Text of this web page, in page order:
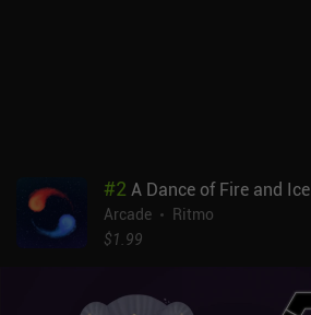
#2 A Dance of Fire and Ice
Arcade
Ritmo
$1.99